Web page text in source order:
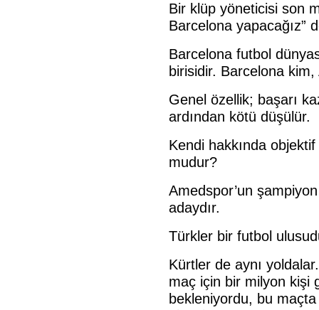
Bir klüp yöneticisi son
Barcelona yapacağız”
Barcelona futbol
birisidir. Barcelona
Genel özellik; başarı
ardından kötü düşülür.
Kendi hakkında
mudur?
Amedspor’un
adaydır.
Türkler bir futbol
Kürtler de aynı
maç için bir milyon
bekleniyordu, bu